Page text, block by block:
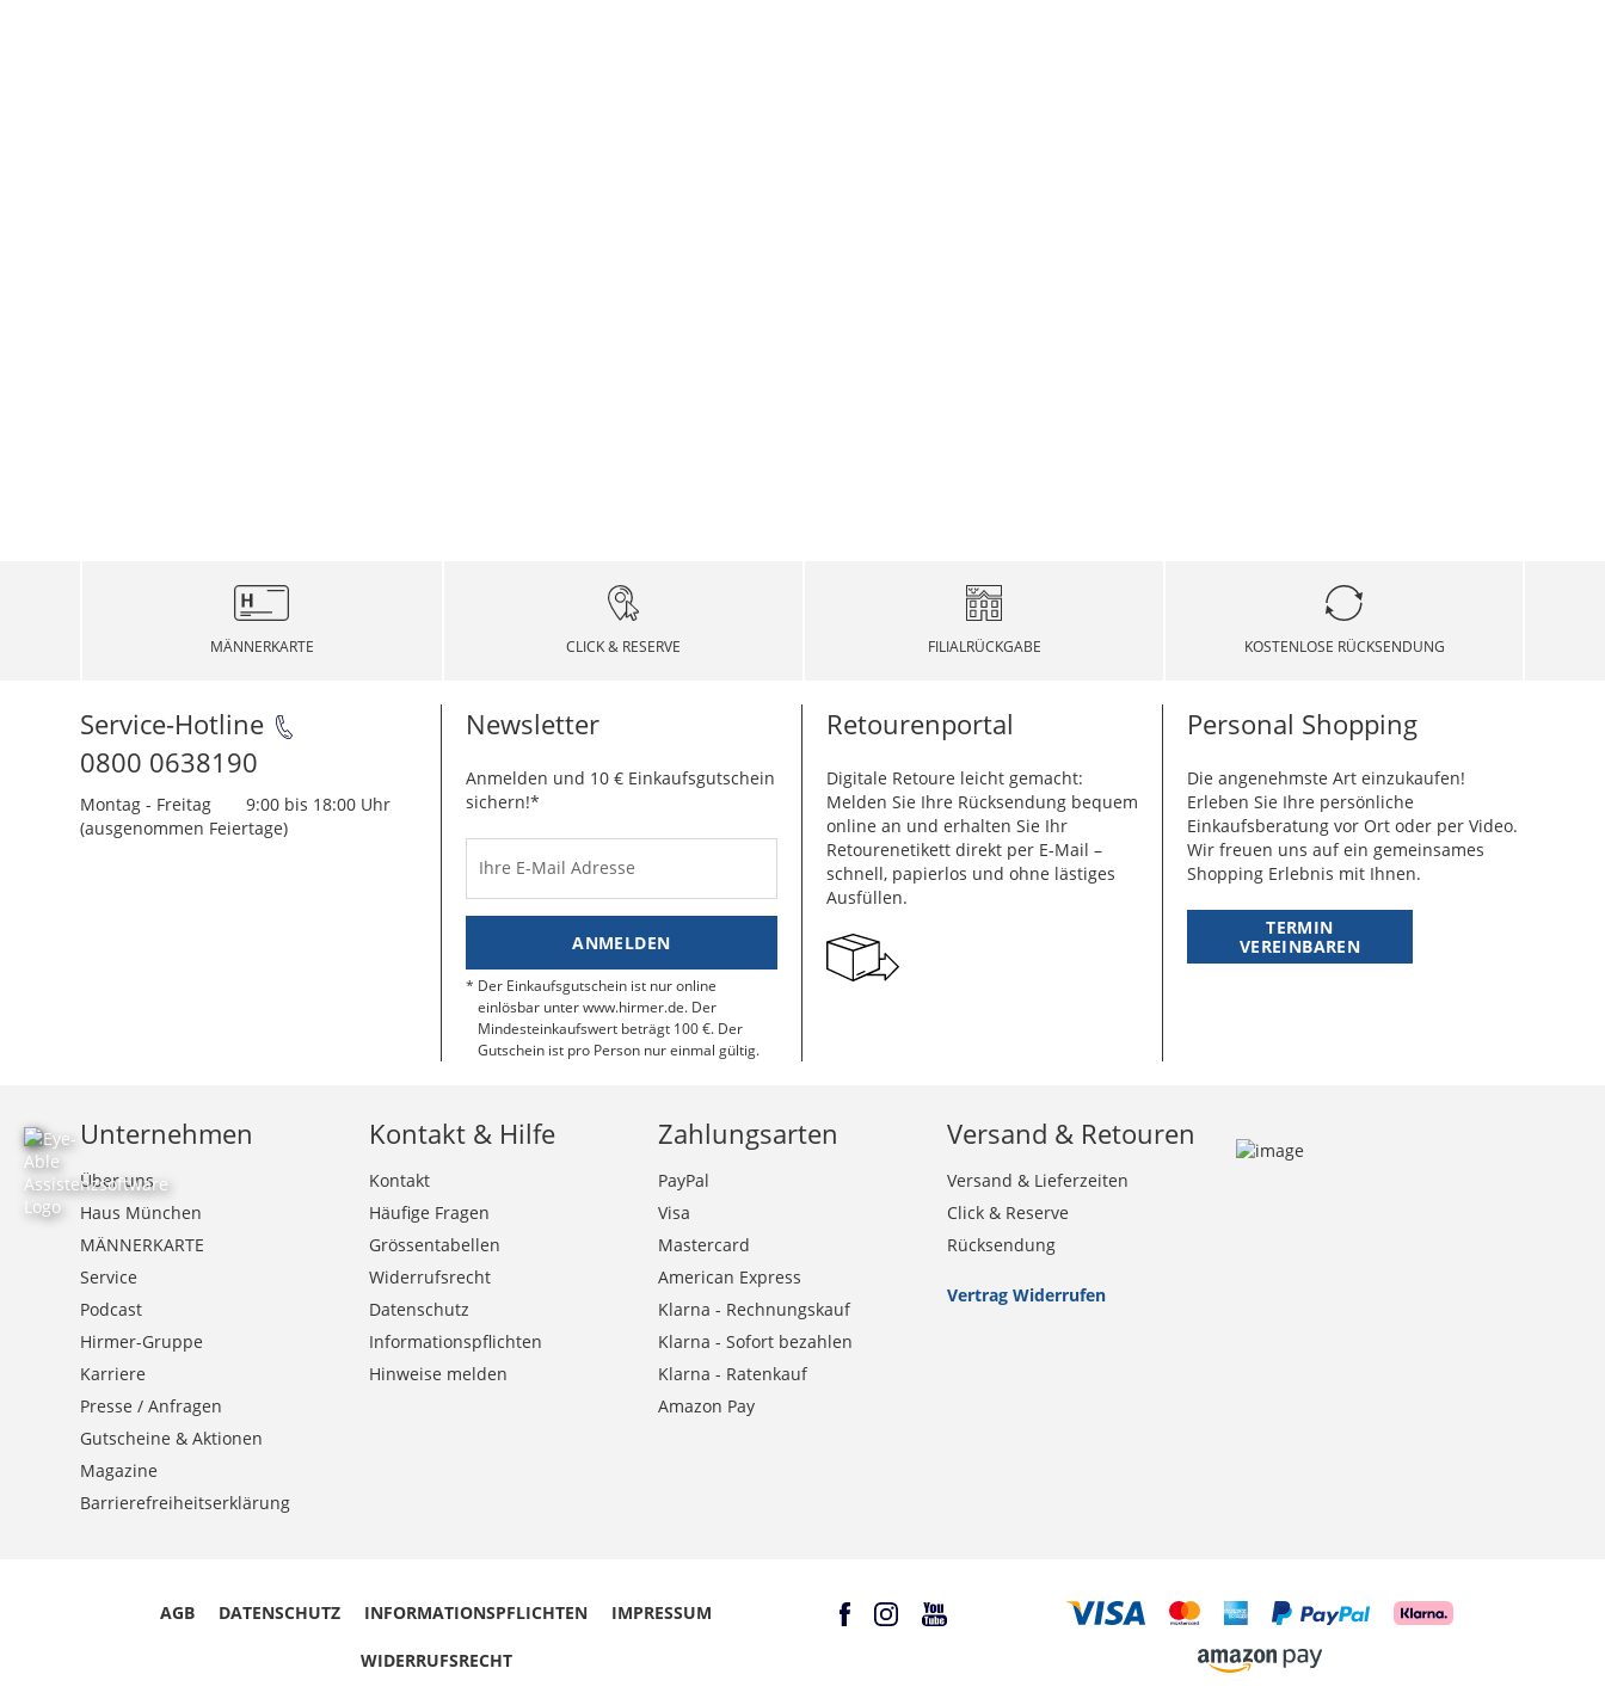
MÄNNERKARTE CLICK & RESERVE FILIALRÜCKGABE KOSTENLOSE RÜCKSENDUNG
Service-Hotline
0800 0638190
Montag - Freitag
9:00 bis 18:00 Uhr
(ausgenommen Feiertage)
Newsletter
Anmelden und 10 € Einkaufsgutschein
sichern!*
Ihre E-Mail Adresse
ANMELDEN
Der Einkaufsgutschein ist nur online
einlösbar unter www.hirmer.de. Der
Mindesteinkaufswert beträgt 100 €. Der
Gutschein ist pro Person nur einmal gültig.
Retourenportal
Digitale Retoure leicht gemacht:
Melden Sie Ihre Rücksendung bequem
online an und erhalten Sie Ihr
Retourenetikett direkt per E-Mail –
schnell, papierlos und ohne lästiges
Ausfüllen.
Personal Shopping
Die angenehmste Art einzukaufen!
Erleben Sie Ihre persönliche
Einkaufsberatung vor Ort oder per Video.
Wir freuen uns auf ein gemeinsames
Shopping Erlebnis mit Ihnen.
TERMIN
VEREINBAREN
Unternehmen
Über uns
Haus München
MÄNNERKARTE
Service
Podcast
Hirmer-Gruppe
Karriere
Presse / Anfragen
Gutscheine & Aktionen
Magazine
Barrierefreiheitserklärung
Kontakt & Hilfe
Kontakt
Häufige Fragen
Grössentabellen
Widerrufsrecht
Datenschutz
Informationspflichten
Hinweise melden
Zahlungsarten
PayPal
Visa
Mastercard
American Express
Klarna - Rechnungskauf
Klarna - Sofort bezahlen
Klarna - Ratenkauf
Amazon Pay
Versand & Retouren
Versand & Lieferzeiten
Click & Reserve
Rücksendung
Vertrag Widerrufen
AGB DATENSCHUTZ INFORMATIONSPFLICHTEN IMPRESSUM
WIDERRUFSRECHT